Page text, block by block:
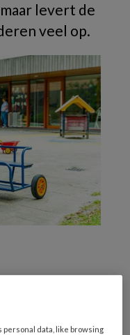
levert de
veel op.
data, like browsing